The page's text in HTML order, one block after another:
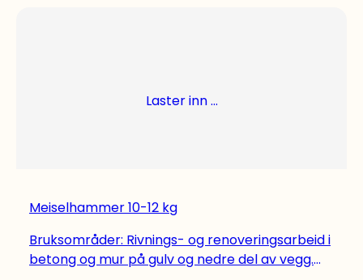
Laster inn ...
Meiselhammer 10-12 kg
Bruksområder: Rivnings- og renoveringsarbeid i
betong og mur på gulv og nedre del av vegg.